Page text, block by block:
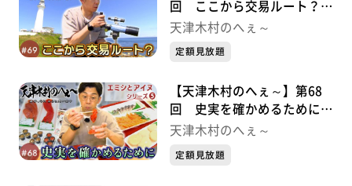
回 ここから交易ルート？
エミシとアイヌシリーズ⑥
天津木村のへぇ～
定額見放題
【天津木村のへぇ～】第68
回 史実を確かめるために
エミシとアイヌシリーズ⑤
天津木村のへぇ～
定額見放題